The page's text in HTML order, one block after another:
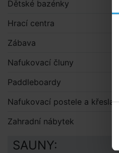
Dětské bazénky
Hrací centra
Zábava
Nafukovací čluny
Paddleboardy
Nafukovací postele a křesla
Zahradní nábytek
SAUNY: